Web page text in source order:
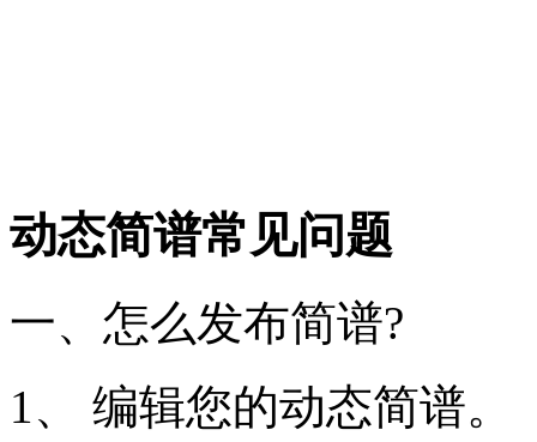
动态简谱常见问题
一、怎么发布简谱?
1、 编辑您的动态简谱。